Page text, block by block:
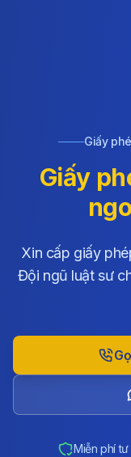
Giấy
Giấy
Xin cấp giấy
Đội ngũ luật sư
Miễn phí